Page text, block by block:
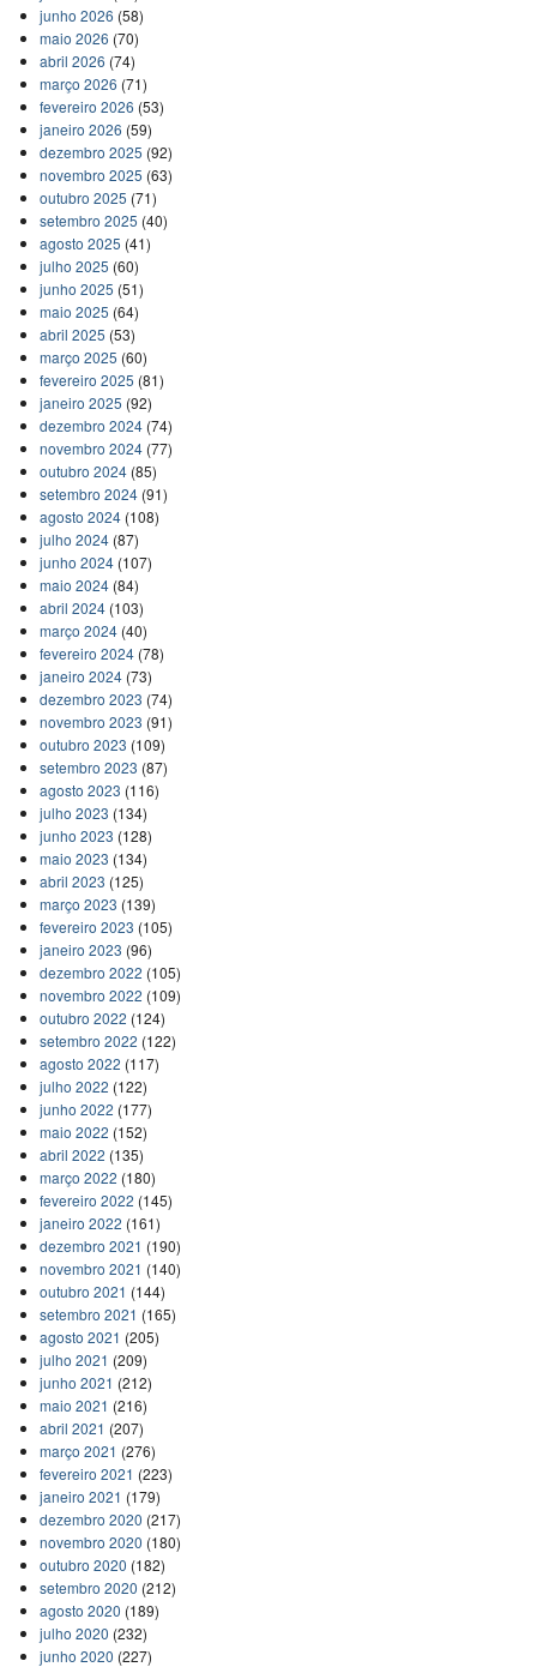
junho 2026 (58)
maio 2026 (70)
abril 2026 (74)
março 2026 (71)
fevereiro 2026 (53)
janeiro 2026 (59)
dezembro 2025 (92)
novembro 2025 (63)
outubro 2025 (71)
setembro 2025 (40)
agosto 2025 (41)
julho 2025 (60)
junho 2025 (51)
maio 2025 (64)
abril 2025 (53)
março 2025 (60)
fevereiro 2025 (81)
janeiro 2025 (92)
dezembro 2024(74)
novembro 2024(77)
outubro 2024(85)
setembro 2024(91)
agosto 2024(108)
julho 2024(87)
junho 2024(107)
maio 2024(84)
abril 2024(103)
março 2024(40)
fevereiro 2024(78)
janeiro 2024(73)
dezembro 2023 (74)
novembro 2023 (91)
outubro 2023 (109)
setembro 2023 (87)
agosto 2023 (116)
julho 2023 (134)
junho 2023 (128)
maio 2023 (134)
abril 2023 (125)
março 2023 (139)
fevereiro 2023 (105)
janeiro 2023 (96)
dezembro 2022 (105)
novembro 2022 (109)
outubro 2022 (124)
setembro 2022 (122)
agosto 2022 (117)
julho 2022 (122)
junho 2022 (177)
maio 2022 (152)
abril 2022 (135)
março 2022 (180)
fevereiro 2022 (145)
janeiro 2022 (161)
dezembro 2021 (190)
novembro 2021 (140)
outubro 2021 (144)
setembro 2021 (165)
agosto 2021 (205)
julho 2021 (209)
junho 2021 (212)
maio 2021 (216)
abril 2021 (207)
março 2021 (276)
fevereiro 2021 (223)
janeiro 2021 (179)
dezembro 2020 (217)
novembro 2020 (180)
outubro 2020 (182)
setembro 2020 (212)
agosto 2020 (189)
julho 2020 (232)
junho 2020 (227)